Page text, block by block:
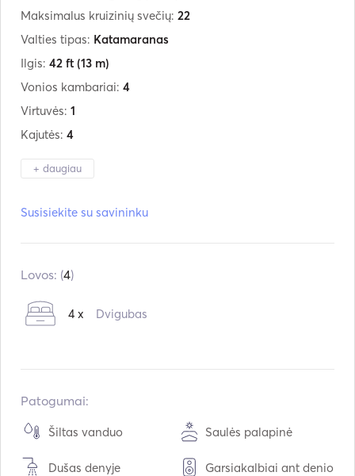
Maksimalus kruizinių svečių: 22
Valties tipas: Katamaranas
Ilgis: 42 ft (13 m)
Vonios kambariai: 4
Virtuvės: 1
Kajutės: 4
+ daugiau
Varikliai:2 x 45hp
Vartojimas:
L /val.
Susisiekite su savininku
Lovos: (4)
4 x Dvigubas
Patogumai:
Šiltas vanduo Saulės palapinė
Dušas denyje Garsiakalbiai ant denio